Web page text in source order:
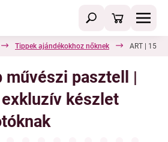
Tippek ajándékokhoz nőknek ART | 150
művészi pasztell |
készlet